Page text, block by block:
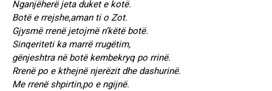
Nganjëherë jeta duket e kotë.
Botë e rrejshe,aman ti o Zot.
Gjysmë rrenë jetojmë n’këtë botë.
Sinqeriteti ka marrë rrugëtim,
gënjeshtra në botë kembekryq po rrinë.
Rrenë po e kthejnë njerëzit dhe dashurinë.
Me rrenë shpirtin,po e ngijnë.